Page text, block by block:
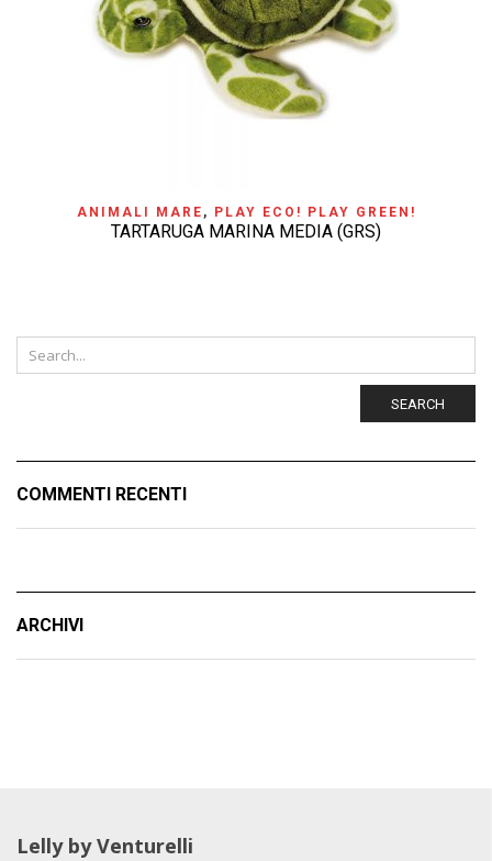
ANIMALI MARE , PLAY ECO! PLAY GREEN!
TARTARUGA MARINA MEDIA (GRS)
SEARCH
COMMENTI RECENTI
ARCHIVI
Lelly by Venturelli